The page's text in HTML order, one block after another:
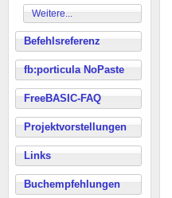
Weitere...
Befehlsreferenz
fb:porticula NoPaste
FreeBASIC-FAQ
Projektvorstellungen
Links
Buchempfehlungen